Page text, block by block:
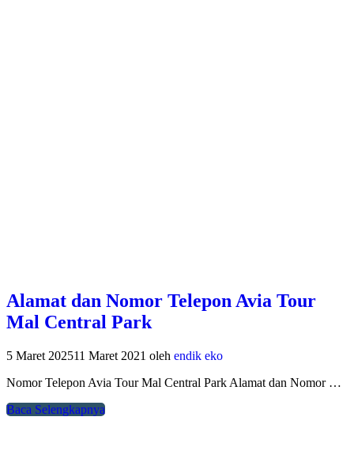
Alamat dan Nomor Telepon Avia Tour
Mal Central Park
5 Maret 202511 Maret 2021 oleh endik eko
Nomor Telepon Avia Tour Mal Central Park Alamat dan Nomor …
Baca Selengkapnya